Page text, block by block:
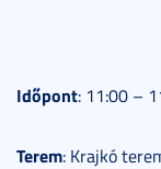
Időpont: 11:00 –
Terem: Krajkó